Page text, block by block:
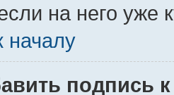
на него уже
началу
подпись